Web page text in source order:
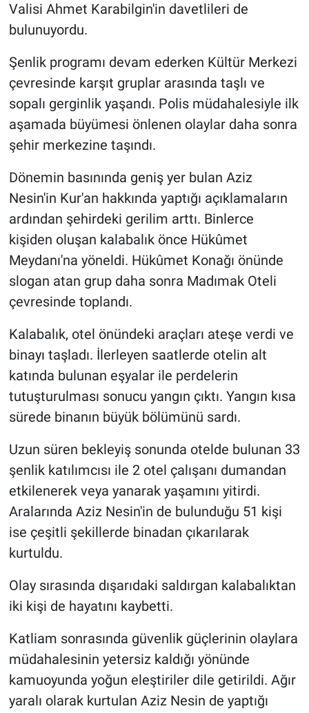
Valisi Ahmet Karabilgin'in davetlileri de
bulunuyordu.
Şenlik programı devam ederken Kültür Merkezi
çevresinde karşıt gruplar arasında taşlı ve
sopalı gerginlik yaşandı. Polis müdahalesiyle ilk
aşamada büyümesi önlenen olaylar daha sonra
şehir merkezine taşındı.
Dönemin basınında geniş yer bulan Aziz
Nesin'in Kur'an hakkında yaptığı açıklamaların
ardından şehirdeki gerilim arttı. Binlerce
kişiden oluşan kalabalık önce Hükûmet
Meydanı'na yöneldi. Hükûmet Konağı önünde
slogan atan grup daha sonra Madımak Oteli
çevresinde toplandı.
Kalabalık, otel önündeki araçları ateşe verdi ve
binayı taşladı. İlerleyen saatlerde otelin alt
katında bulunan eşyalar ile perdelerin
tutuşturulması sonucu yangın çıktı. Yangın kısa
sürede binanın büyük bölümünü sardı.
Uzun süren bekleyiş sonunda otelde bulunan 33
şenlik katılımcısı ile 2 otel çalışanı dumandan
etkilenerek veya yanarak yaşamını yitirdi.
Aralarında Aziz Nesin'in de bulunduğu 51 kişi
ise çeşitli şekillerde binadan çıkarılarak
kurtuldu.
Olay sırasında dışarıdaki saldırgan kalabalıktan
iki kişi de hayatını kaybetti.
Katliam sonrasında güvenlik güçlerinin olaylara
müdahalesinin yetersiz kaldığı yönünde
kamuoyunda yoğun eleştiriler dile getirildi. Ağır
yaralı olarak kurtulan Aziz Nesin de yaptığı